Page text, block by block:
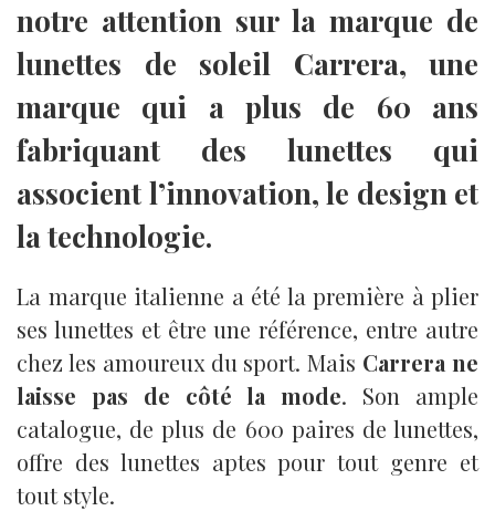
notre attention sur la marque de
lunettes de soleil Carrera, une
marque qui a plus de 60 ans
fabriquant des lunettes qui
associent l’innovation, le design et
la technologie.
La marque italienne a été la première à plier
ses lunettes et être une référence, entre autre
chez les amoureux du sport. Mais Carrera ne
laisse pas de côté la mode. Son ample
catalogue, de plus de 600 paires de lunettes,
offre des lunettes aptes pour tout genre et
tout style.